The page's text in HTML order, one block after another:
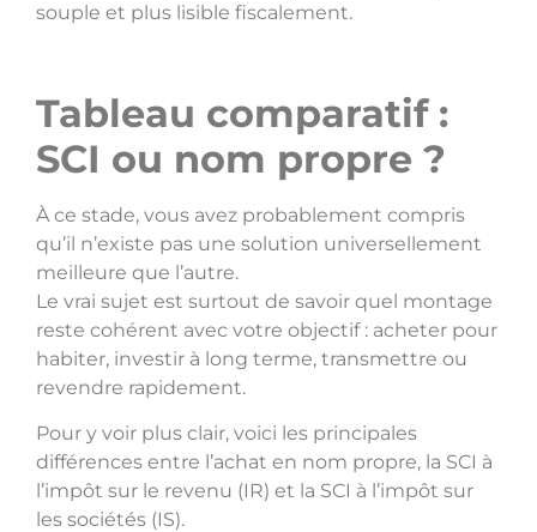
souple et plus lisible fiscalement.
Tableau comparatif :
SCI ou nom propre ?
À ce stade, vous avez probablement compris
qu’il n’existe pas une solution universellement
meilleure que l’autre.
Le vrai sujet est surtout de savoir quel montage
reste cohérent avec votre objectif : acheter pour
habiter, investir à long terme, transmettre ou
revendre rapidement.
Pour y voir plus clair, voici les principales
différences entre l’achat en nom propre, la SCI à
l’impôt sur le revenu (IR) et la SCI à l’impôt sur
les sociétés (IS).